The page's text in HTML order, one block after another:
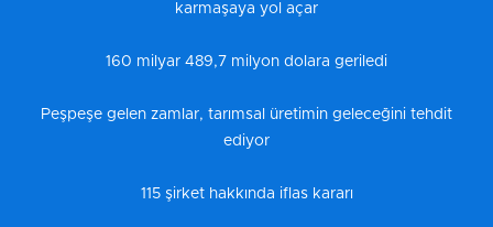
karmaşaya yol açar
160 milyar 489,7 milyon dolara geriledi
Peşpeşe gelen zamlar, tarımsal üretimin geleceğini tehdit
ediyor
115 şirket hakkında iflas kararı